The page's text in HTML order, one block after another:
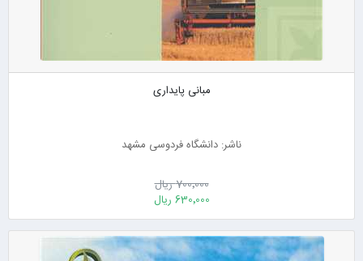
مبانی پایداری
ناشر: دانشگاه فردوسی مشهد
700٬000 ریال
630٬000 ریال